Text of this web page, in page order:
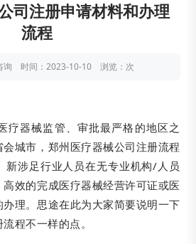
司注册申请材料和办理
流程
询 时间：2023-10-10 浏览： 次
器械监管、审批最严格的地区之
城市，郑州医疗器械公司注册流程
新涉足行业人员在无专业机构/人员
效的完成医疗器械经营许可证或医
理。思途在此为大家简要说明一下
程不一样的点。